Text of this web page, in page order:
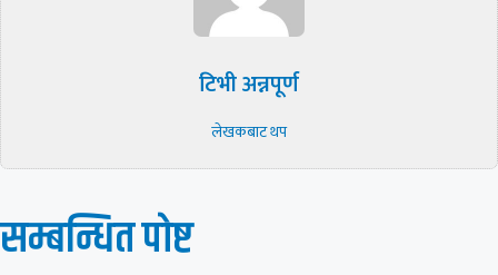
टिभी अन्नपूर्ण
लेखकबाट थप
सम्बन्धित पाेष्ट